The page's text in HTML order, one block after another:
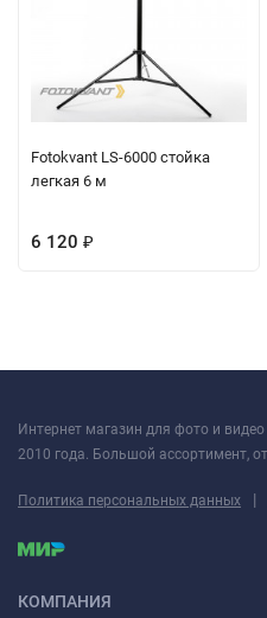
Fotokvant LS-6000 стойка
легкая 6 м
6 120 ₽
Интернет магазин для фото и
2010 года. Большой ассортимент,
Политика персональных данных |
КОМПАНИЯ